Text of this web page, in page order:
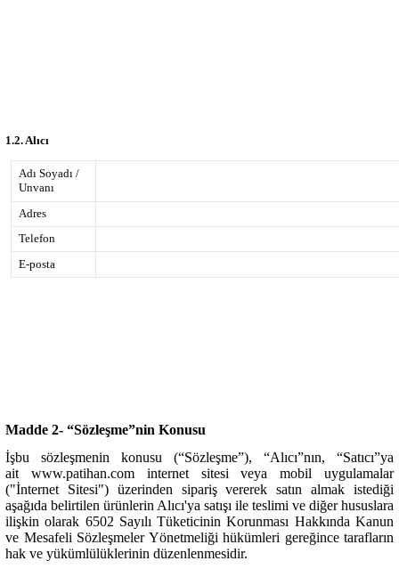
1.2. Alıcı
Adı Soyadı /
Unvanı
Adres
Telefon
E-posta
Madde 2- “Sözleşme”nin Konusu
İşbu sözleşmenin konusu (“Sözleşme”), “Alıcı”nın, “Satıcı”ya
ait www.patihan.com
internet sitesi veya mobil uygulamalar
("İnternet Sitesi") üzerinden sipariş vererek satın almak istediği
aşağıda belirtilen ürünlerin Alıcı'ya satışı ile teslimi ve diğer hususlara
ilişkin olarak 6502 Sayılı Tüketicinin Korunması Hakkında Kanun
ve Mesafeli Sözleşmeler Yönetmeliği hükümleri gereğince tarafların
hak ve yükümlülüklerinin düzenlenmesidir.